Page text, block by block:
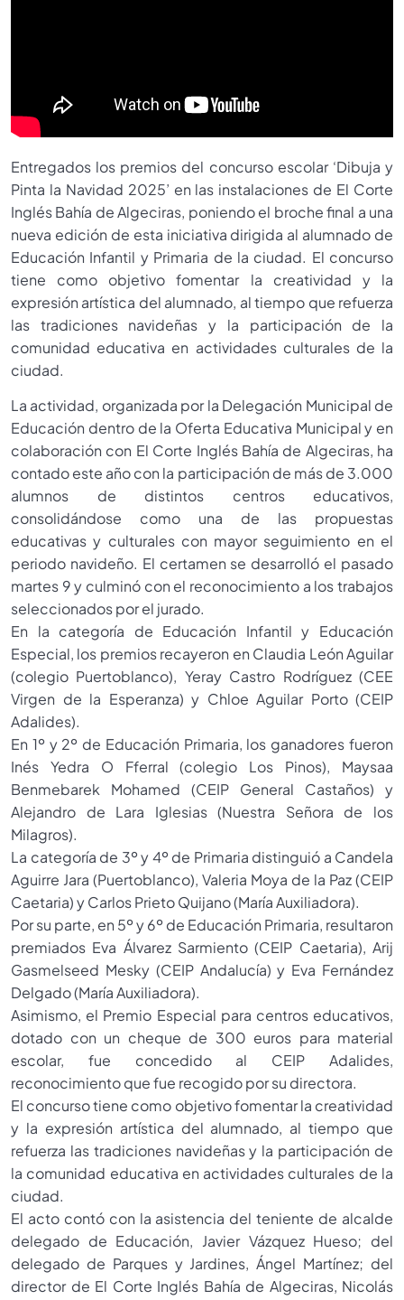
Entregados los premios del concurso escolar ‘Dibuja y
Pinta la Navidad 2025’ en las instalaciones de El Corte
Inglés Bahía de Algeciras, poniendo el broche final a una
nueva edición de esta iniciativa dirigida al alumnado de
Educación Infantil y Primaria de la ciudad. El concurso
tiene como objetivo fomentar la creatividad y la
expresión artística del alumnado, al tiempo que refuerza
las tradiciones navideñas y la participación de la
comunidad educativa en actividades culturales de la
ciudad.
La actividad, organizada por la Delegación Municipal de
Educación dentro de la Oferta Educativa Municipal y en
colaboración con El Corte Inglés Bahía de Algeciras, ha
contado este año con la participación de más de 3.000
alumnos de distintos centros educativos,
consolidándose como una de las propuestas
educativas y culturales con mayor seguimiento en el
periodo navideño. El certamen se desarrolló el pasado
martes 9 y culminó con el reconocimiento a los trabajos
seleccionados por el jurado.
En la categoría de Educación Infantil y Educación
Especial, los premios recayeron en Claudia León Aguilar
(colegio Puertoblanco), Yeray Castro Rodríguez (CEE
Virgen de la Esperanza) y Chloe Aguilar Porto (CEIP
Adalides).
En 1º y 2º de Educación Primaria, los ganadores fueron
Inés Yedra O Fferral (colegio Los Pinos), Maysaa
Benmebarek Mohamed (CEIP General Castaños) y
Alejandro de Lara Iglesias (Nuestra Señora de los
Milagros).
La categoría de 3º y 4º de Primaria distinguió a Candela
Aguirre Jara (Puertoblanco), Valeria Moya de la Paz (CEIP
Caetaria) y Carlos Prieto Quijano (María Auxiliadora).
Por su parte, en 5º y 6º de Educación Primaria, resultaron
premiados Eva Álvarez Sarmiento (CEIP Caetaria), Arij
Gasmelseed Mesky (CEIP Andalucía) y Eva Fernández
Delgado (María Auxiliadora).
Asimismo, el Premio Especial para centros educativos,
dotado con un cheque de 300 euros para material
escolar, fue concedido al CEIP Adalides,
reconocimiento que fue recogido por su directora.
El concurso tiene como objetivo fomentar la creatividad
y la expresión artística del alumnado, al tiempo que
refuerza las tradiciones navideñas y la participación de
la comunidad educativa en actividades culturales de la
ciudad.
El acto contó con la asistencia del teniente de alcalde
delegado de Educación, Javier Vázquez Hueso; del
delegado de Parques y Jardines, Ángel Martínez; del
director de El Corte Inglés Bahía de Algeciras, Nicolás